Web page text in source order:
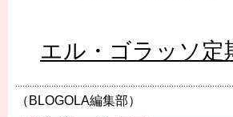
エル・ゴラッソ定
（BLOGOLA編集部）